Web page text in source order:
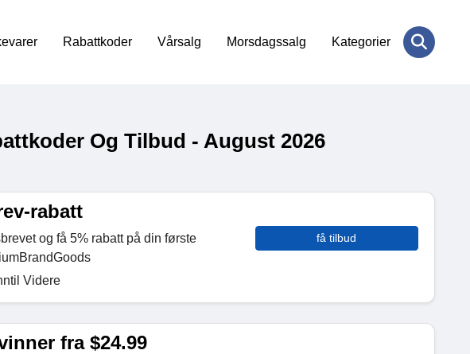
Rabattkoder Vårsalg Morsdagssalg Kategorier
Og Tilbud - August 2026
rabatt
og få 5% rabatt på din første
Videre
få tilbud
fra $24.99